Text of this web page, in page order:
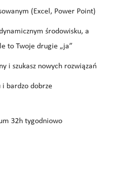
(Excel, Power Point)
środowisku, a
to Twoje drugie „ja”
i szukasz nowych rozwiązań
i bardzo dobrze
32h tygodniowo